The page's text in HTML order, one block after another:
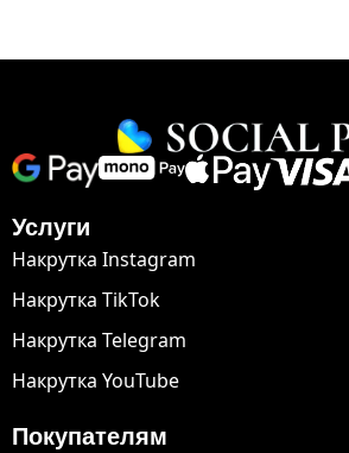
Услуги
Накрутка Instagram
Накрутка TikTok
Накрутка Telegram
Накрутка YouTube
Покупателям